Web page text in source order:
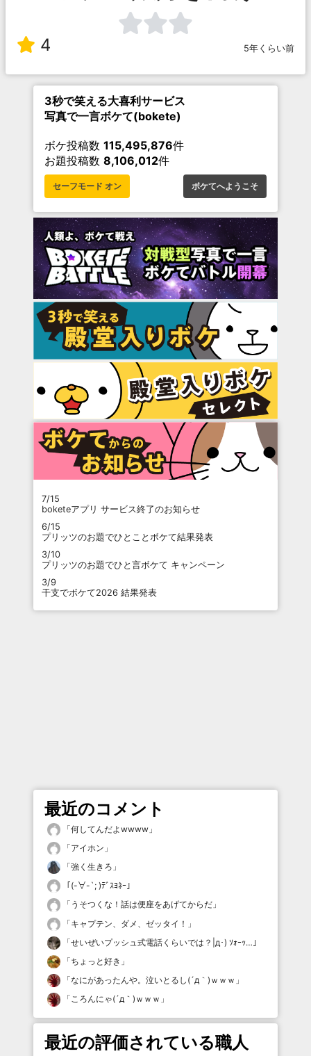
4 5年くらい前
3秒で笑える大喜利サービス
写真で一言ボケて(bokete)
ボケ投稿数 115,495,876件
お題投稿数 8,106,012件
セーフモード オン ボケてへようこそ
7/15
boketeアプリ サービス終了のお知らせ
6/15
プリッツのお題でひとことボケて結果発表
3/10
プリッツのお題でひと言ボケて キャンペーン
3/9
干支でボケて2026 結果発表
最近のコメント
「何してんだよwwww 」
「アイホン 」
「強く生きろ 」
「(-∀-`; )ﾃﾞｽﾖﾈｰ 」
「 うそつくな！話は便座をあげてからだ 」
「キャプテン、ダメ、ゼッタイ！ 」
「せいぜいプッシュ式電話くらいでは？|д･) ｿｫｰｯ… 」
「ちょっと好き 」
「なにがあったんや。泣いとるし(´д｀)ｗｗｗ 」
「ころんにゃ(´д｀)ｗｗｗ 」
最近の評価されている職人